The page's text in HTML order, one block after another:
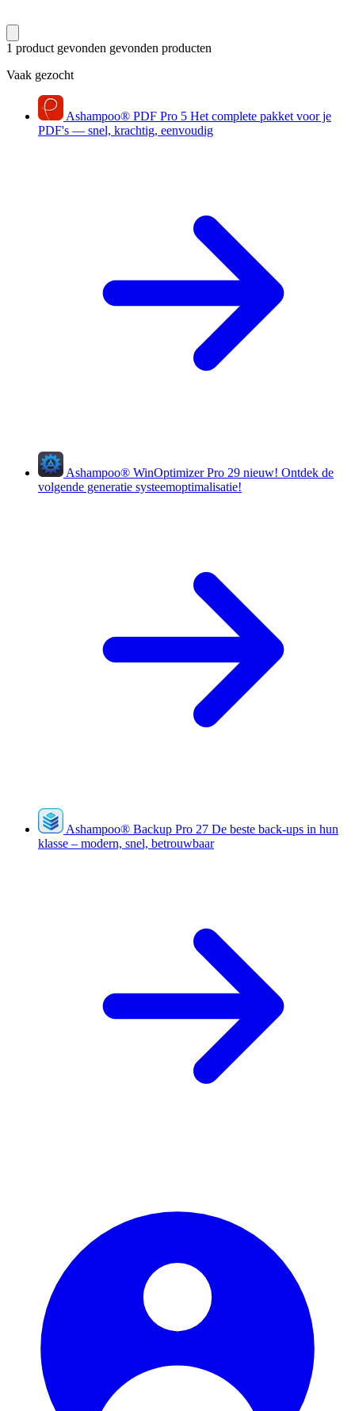
1 product gevonden gevonden producten
Vaak gezocht
Ashampoo® PDF Pro 5 Het complete pakket voor je
PDF's — snel, krachtig, eenvoudig
Ashampoo® WinOptimizer Pro 29 nieuw! Ontdek de
volgende generatie systeemoptimalisatie!
Ashampoo® Backup Pro 27 De beste back-ups in hun
klasse – modern, snel, betrouwbaar